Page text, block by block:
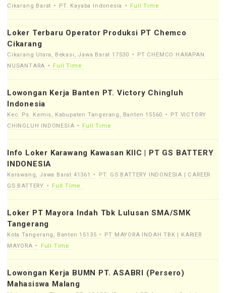
Cikarang Barat PT. Kayaba Indonesia Full Time
Loker Terbaru Operator Produksi PT Chemco
Cikarang
Cikarang Utara, Bekasi, Jawa Barat 17530
PT CHEMCO HARAPAN
NUSANTARA
Full Time
Lowongan Kerja Banten PT. Victory Chingluh
Indonesia
Kec. Ps. Kemis, Kabupaten Tangerang, Banten 15560
PT VICTORY
CHINGLUH INDONESIA
Full Time
Info Loker Karawang Kawasan KIIC | PT GS BATTERY
INDONESIA
Karawang, Jawa Barat 41361
PT. GS BATTERY INDONESIA | CAREER
GS BATTERY
Full Time
Loker PT Mayora Indah Tbk Lulusan SMA/SMK
Tangerang
Kota Tangerang, Banten 15135
PT MAYORA INDAH TBK | KARIER
MAYORA
Full Time
Lowongan Kerja BUMN PT. ASABRI (Persero)
Mahasiswa Malang